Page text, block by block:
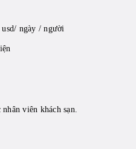
ngày / người
viên khách sạn.